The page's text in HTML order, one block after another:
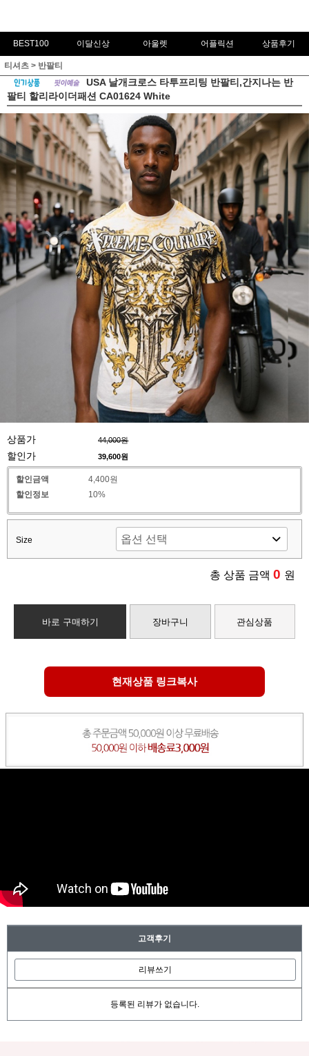
BEST100 이달신상 아울렛 어플릭션 상품후기
티셔츠 > 반팔티
USA 날개크로스 타투프리팅 반팔티,간지나는 반
팔티 할리라이더패션 CA01624 White
상품가 44,000원
할인가 39,600원
할인금액
4,400원
할인정보
10%
Size
총 상품 금액 0 원
바로 구매하기 장바구니 관심상품
현재상품 링크복사
고객후기
리뷰쓰기
등록된 리뷰가 없습니다.